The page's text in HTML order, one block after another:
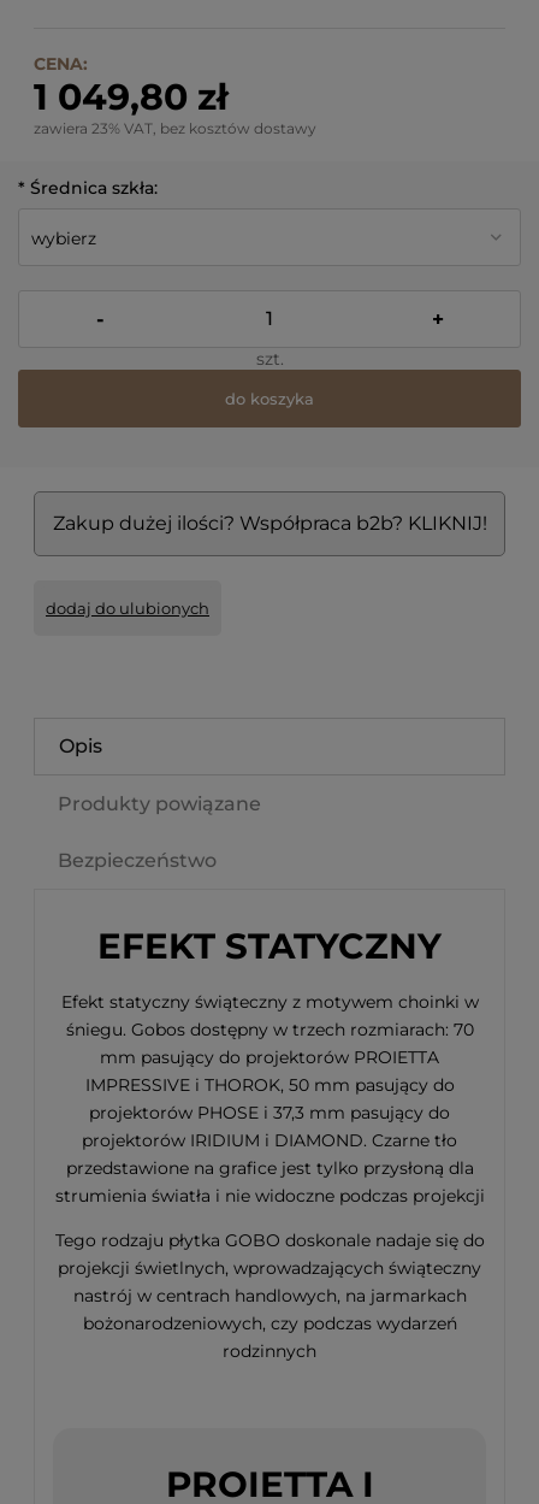
CENA:
1 049,80 zł
zawiera 23% VAT, bez kosztów dostawy
* Średnica szkła:
- +
szt.
do koszyka
*- Pole wymagane
Zakup dużej ilości? Współpraca b2b? KLIKNIJ!
dodaj do ulubionych
Opis
Produkty powiązane
Bezpieczeństwo
EFEKT STATYCZNY
Efekt statyczny świąteczny z motywem choinki w
śniegu. Gobos dostępny w trzech rozmiarach: 70
mm pasujący do projektorów PROIETTA
IMPRESSIVE i THOROK, 50 mm pasujący do
projektorów PHOSE i 37,3 mm pasujący do
projektorów IRIDIUM i DIAMOND. Czarne tło
przedstawione na grafice jest tylko przysłoną dla
strumienia światła i nie widoczne podczas projekcji
Tego rodzaju płytka GOBO doskonale nadaje się do
projekcji świetlnych, wprowadzających świąteczny
nastrój w centrach handlowych, na jarmarkach
bożonarodzeniowych, czy podczas wydarzeń
rodzinnych
PROIETTA I